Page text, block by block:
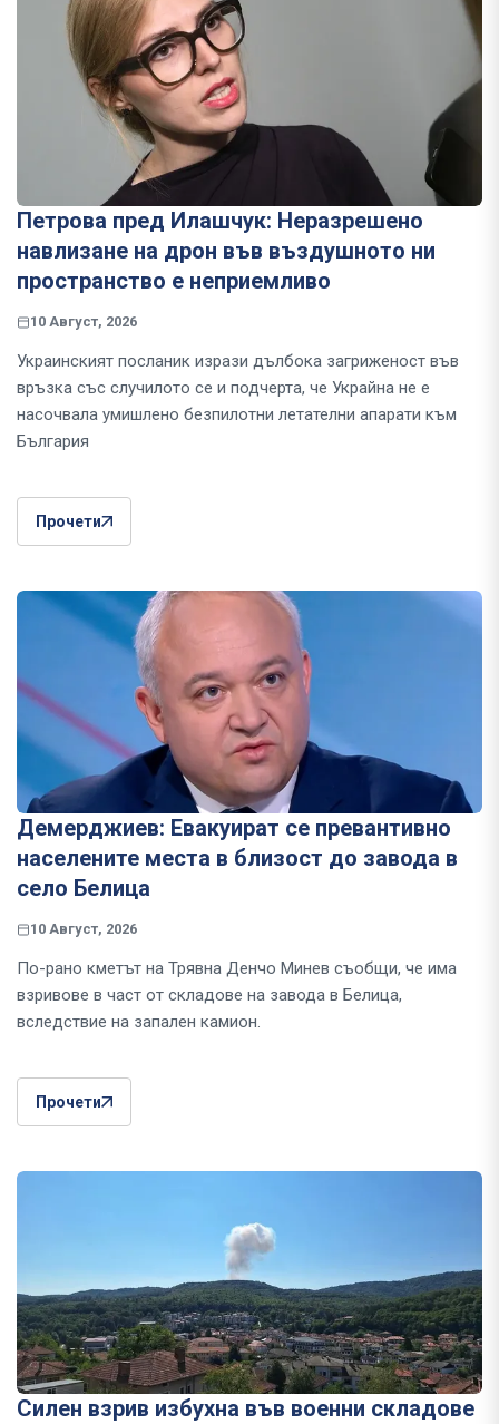
Петрова пред Илашчук: Неразрешено
навлизане на дрон във въздушното ни
пространство е неприемливо
10 Август, 2026
Украинският посланик изрази дълбока загриженост във
връзка със случилото се и подчерта, че Украйна не е
насочвала умишлено безпилотни летателни апарати към
България
Прочети
Демерджиев: Евакуират се превантивно
населените места в близост до завода в
село Белица
10 Август, 2026
По-рано кметът на Трявна Денчо Минев съобщи, че има
взривове в част от складове на завода в Белица,
вследствие на запален камион.
Прочети
Силен взрив избухна във военни складове